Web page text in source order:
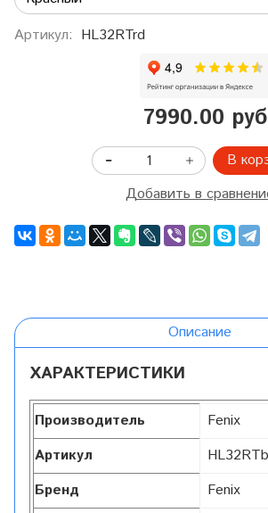
Артикул: HL32RTrd
7990.00 руб
В
Добавить в
Описание
ХАРАКТЕРИСТИКИ
Производитель
Fenix
Артикул
Бренд
Fenix